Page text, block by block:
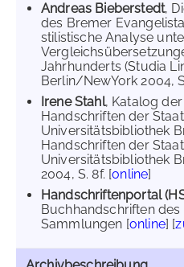
Andreas Bieberstedt,
des Bremer
stilistische Analyse
Jahrhunderts (Studia
Berlin/NewYork 2004,
Irene Stahl, Katalog
Handschriften der
Universitätsbibliothek
Handschriften der
Universitätsbibliothek
2004, S. 8f. [online]
Handschriftenportal
Buchhandschriften
Sammlungen [online] [